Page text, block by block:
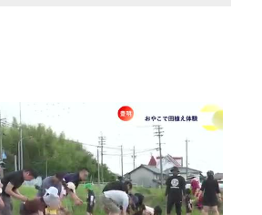
からはご加入者様へのサー
、
TV』を利用いただくには、
を除き、
への加入と『CCNetマイ
ログインが必要となりま